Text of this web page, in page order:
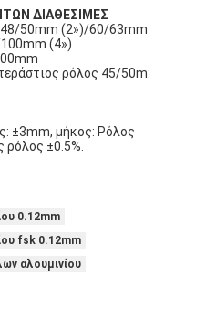
ΔΙΑΘΕΣΙΜΕΣ
48/50mm (2»)/60/63mm
(4»).
ρόλος 45/50m:
±3mm, μήκος: Ρόλος
ρόλος ±0.5%.
0.12mm
fsk 0.12mm
αλουμινίου